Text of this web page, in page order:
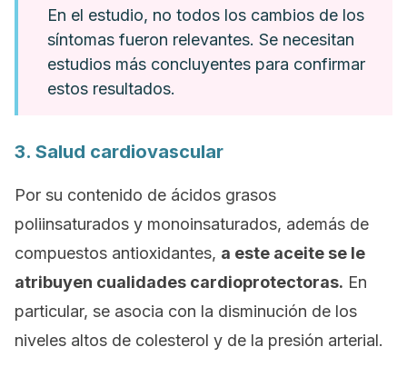
En el estudio, no todos los cambios de los
síntomas fueron relevantes. Se necesitan
estudios más concluyentes para confirmar
estos resultados.
3. Salud cardiovascular
Por su contenido de ácidos grasos
poliinsaturados y monoinsaturados, además de
compuestos antioxidantes, a este aceite se le
atribuyen cualidades cardioprotectoras. En
particular, se asocia con la disminución de los
niveles altos de colesterol y de la presión arterial.